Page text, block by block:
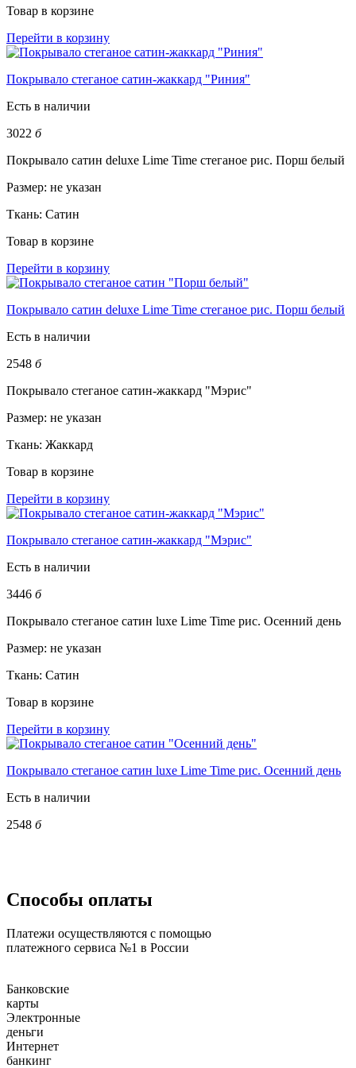
Товар в корзине
Перейти в корзину
Покрывало стеганое сатин-жаккард "Риния"
Есть в наличии
3022 б
Покрывало сатин deluxe Lime Time стеганое рис. Порш белый
Размер: не указан
Ткань: Сатин
Товар в корзине
Перейти в корзину
Покрывало сатин deluxe Lime Time стеганое рис. Порш белый
Есть в наличии
2548 б
Покрывало стеганое сатин-жаккард "Мэрис"
Размер: не указан
Ткань: Жаккард
Товар в корзине
Перейти в корзину
Покрывало стеганое сатин-жаккард "Мэрис"
Есть в наличии
3446 б
Покрывало стеганое сатин luxe Lime Time рис. Осенний день
Размер: не указан
Ткань: Сатин
Товар в корзине
Перейти в корзину
Покрывало стеганое сатин luxe Lime Time рис. Осенний день
Есть в наличии
2548 б
Способы оплаты
Платежи осуществляются с помощью
платежного сервиса №1 в России
Банковские
карты
Электронные
деньги
Интернет
банкинг